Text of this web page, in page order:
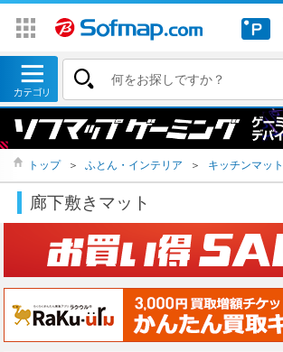
トップ ＞ ふとん・インテリア ＞ キッチンマッ
廊下敷きマット